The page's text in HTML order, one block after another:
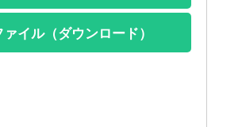
イル（ダウンロード）